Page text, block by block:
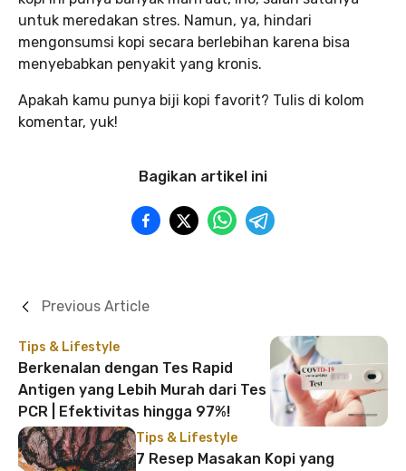
untuk meredakan stres. Namun, ya, hindari
mengonsumsi kopi secara berlebihan karena bisa
menyebabkan penyakit yang kronis.
Apakah kamu punya biji kopi favorit? Tulis di kolom
komentar, yuk!
Bagikan artikel ini
Tips & Lifestyle
Berkenalan dengan Tes Rapid
Antigen yang Lebih Murah dari Tes
PCR | Efektivitas hingga 97%!
Previous Article
Tips & Lifestyle
7 Resep Masakan Kopi yang